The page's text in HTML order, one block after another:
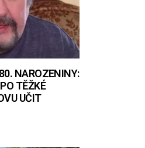
NAROZENINY:
TĚŽKÉ
UČIT